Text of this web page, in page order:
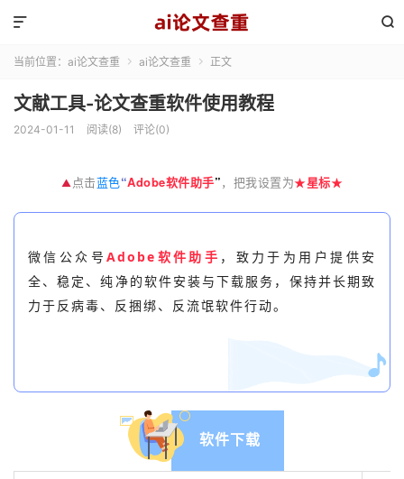


当前位置： ai论文查重  ai论文查重  正文
文献工具-论文查重软件使用教程
2024-01-11 阅读(8) 评论(0)
▲ 点击蓝色“Adobe软件助手”，把我设置为★星标★
微信公众号Adobe软件助手 ， 致力于为用户提供安
全、稳定、纯净的软件安装与下载服务，保持并长期致
力于反病毒、反捆绑、反流氓软件行动。
软件下载